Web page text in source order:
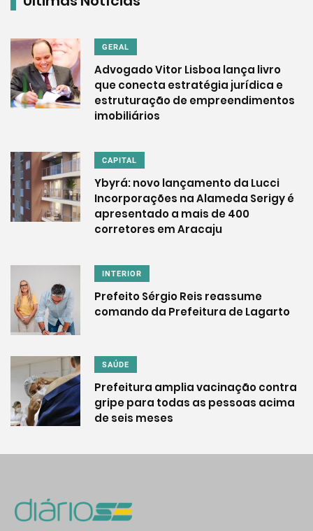
GERAL
Advogado Vitor Lisboa lança livro
que conecta estratégia jurídica e
estruturação de empreendimentos
imobiliários
CAPITAL
Ybyrá: novo lançamento da Lucci
Incorporações na Alameda Serigy é
apresentado a mais de 400
corretores em Aracaju
INTERIOR
Prefeito Sérgio Reis reassume
comando da Prefeitura de Lagarto
SAÚDE
Prefeitura amplia vacinação contra
gripe para todas as pessoas acima
de seis meses